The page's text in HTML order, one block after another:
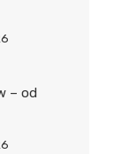
– od